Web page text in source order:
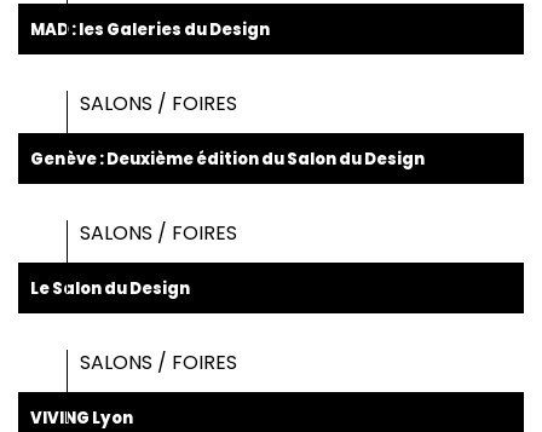
MAD : les Galeries du Design
SALONS / FOIRES
Genève : Deuxième édition du Salon du Design
SALONS / FOIRES
Le Salon du Design
SALONS / FOIRES
VIVING Lyon